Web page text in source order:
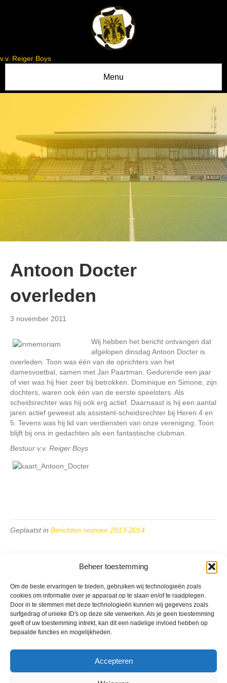
Beheer toestemming
Om de beste ervaringen te bieden, gebruiken wij technologieën zoals
cookies om informatie over je apparaat op te slaan en/of te raadplegen.
Door in te stemmen met deze technologieën kunnen wij gegevens zoals
surfgedrag of unieke ID's op deze site verwerken. Als je geen toestemming
geeft of uw toestemming intrekt, kan dit een nadelige invloed hebben op
bepaalde functies en mogelijkheden.
Accepteren
v.v. Reiger Boys
Menu
Antoon Docter
overleden
3 november 2011
Wij hebben het bericht ontvangen dat
afgelopen dinsdag Antoon Docter is
overleden. Toon was één van de oprichters van het
damesvoetbal, samen met Jan Paartman. Gedurende een jaar
of vier was hij hier zeer bij betrokken. Dominique en Simone, zijn
dochters, waren ook één van de eerste speelsters. Als
scheidsrechter was hij ook erg actief. Daarnaast is hij een aantal
jaren actief geweest als assistent-scheidsrechter bij Heren 4 en
5. Tevens was hij lid van verdiensten van onze vereniging. Toon
blijft bij ons in gedachten als een fantastische clubman.
Bestuur v.v. Reiger Boys
Geplaatst in Berichten seizoen 2013-2014
VV Reiger Boys
De Wending, Lotte Beesedijk 1
1705 NA Heerhugowaard
Reglementen